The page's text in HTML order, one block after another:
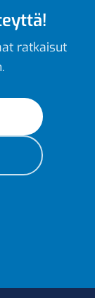
ratkaisut